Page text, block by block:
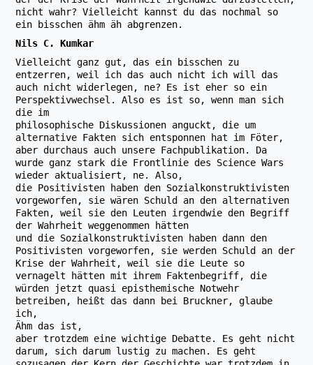
nicht wahr? Vielleicht kannst du das nochmal so
ein bisschen ähm äh abgrenzen.
Nils C. Kumkar
Vielleicht ganz gut, das ein bisschen zu
entzerren, weil ich das auch nicht ich will das
auch nicht widerlegen, ne? Es ist eher so ein
Perspektivwechsel. Also es ist so, wenn man sich
die im
philosophische Diskussionen anguckt, die um
alternative Fakten sich entsponnen hat im Föter,
aber durchaus auch unsere Fachpublikation. Da
wurde ganz stark die Frontlinie des Science Wars
wieder aktualisiert, ne. Also,
die Positivisten haben den Sozialkonstruktivisten
vorgeworfen, sie wären Schuld an den alternativen
Fakten, weil sie den Leuten irgendwie den Begriff
der Wahrheit weggenommen hätten
und die Sozialkonstruktivisten haben dann den
Positivisten vorgeworfen, sie werden Schuld an der
Krise der Wahrheit, weil sie die Leute so
vernagelt hätten mit ihrem Faktenbegriff, die
würden jetzt quasi episthemische Notwehr
betreiben, heißt das dann bei Bruckner, glaube
ich,
Ähm das ist,
aber trotzdem eine wichtige Debatte. Es geht nicht
darum, sich darum lustig zu machen. Es geht